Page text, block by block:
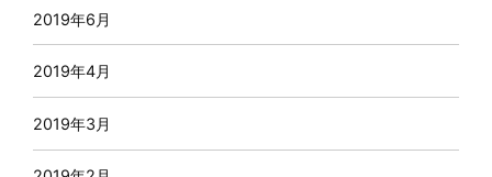
2019年6月
2019年4月
2019年3月